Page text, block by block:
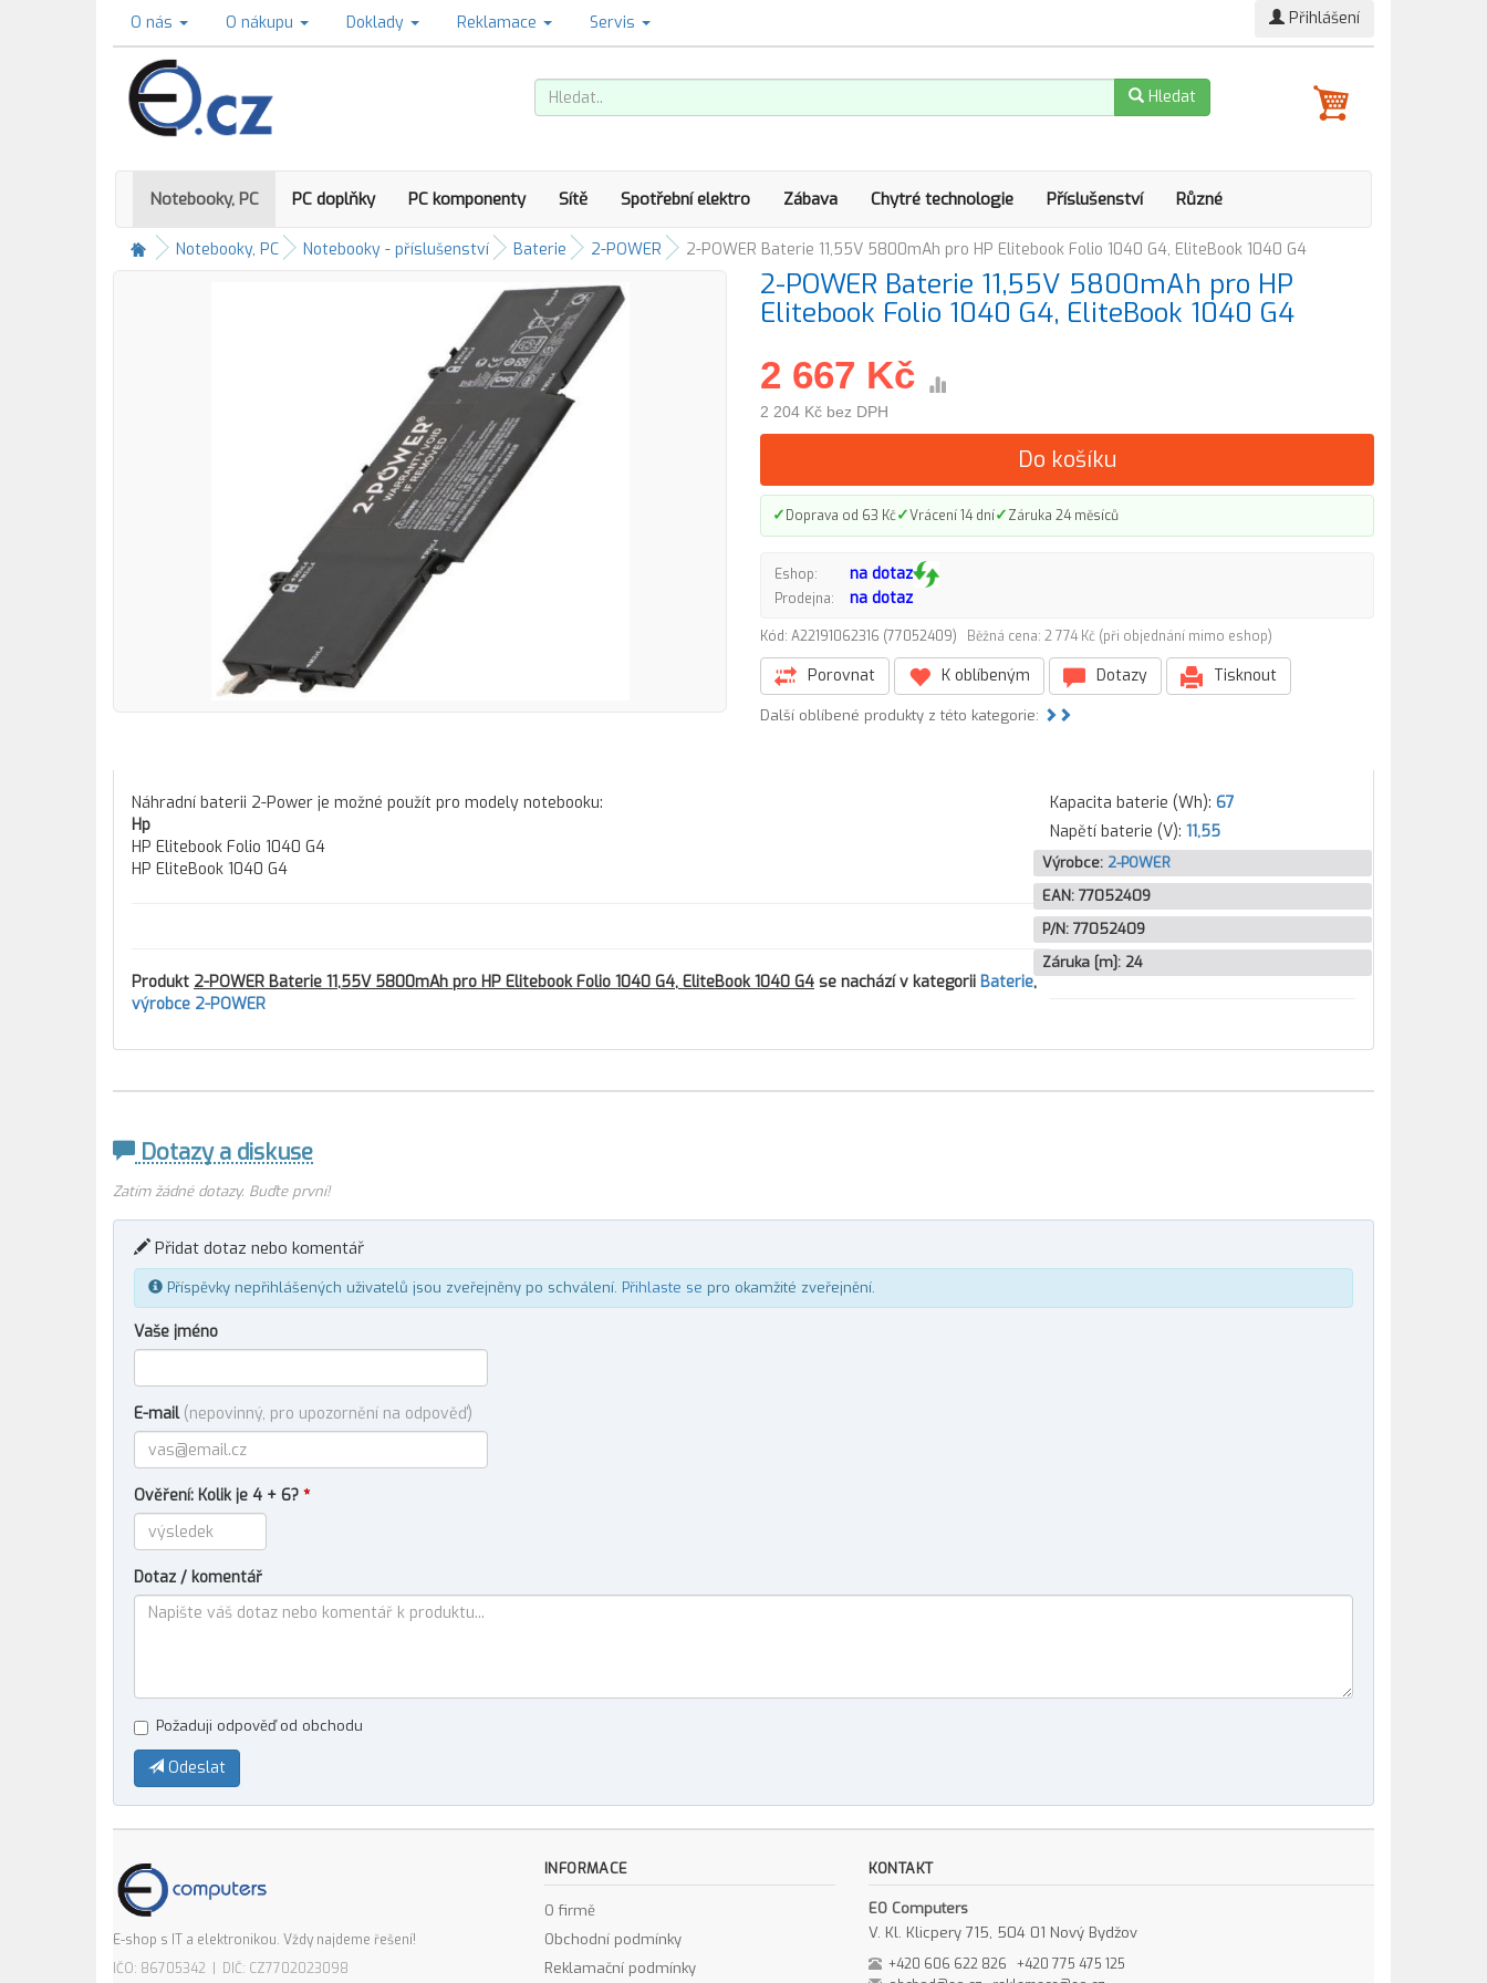
O nás O nákupu Doklady Reklamace Servis Přihlášení
Hledat
Notebooky, PC PC doplňky PC komponenty Sítě Spotřební elektro Zábava Chytré technologie Příslušenství Různé
Notebooky, PC Notebooky - příslušenství Baterie 2-POWER 2-POWER Baterie 11,55V 5800mAh pro HP Elitebook Folio 1040 G4, EliteBook 1040 G4
2-POWER Baterie 11,55V 5800mAh pro HP
Elitebook Folio 1040 G4, EliteBook 1040 G4
2 667 Kč
2 204 Kč bez DPH
Do košíku
✓Doprava od 63 Kč✓Vrácení 14 dní✓Záruka 24 měsíců
Eshop: na dotaz
Prodejna: na dotaz
Kód: A22191062316 (77052409) Běžná cena: 2 774 Kč (při objednání mimo eshop)
Porovnat K oblíbeným Dotazy Tisknout
Další oblíbené produkty z této kategorie:
Náhradní baterii 2-Power je možné použít pro modely notebooku:
Hp
HP Elitebook Folio 1040 G4
HP EliteBook 1040 G4
Produkt 2-POWER Baterie 11,55V 5800mAh pro HP Elitebook Folio 1040 G4, EliteBook 1040 G4 se nachází v kategorii Baterie,
výrobce 2-POWER
Kapacita baterie (Wh): 67
Napětí baterie (V): 11,55
Výrobce: 2-POWER
EAN: 77052409
P/N: 77052409
Záruka [m]: 24
Dotazy a diskuse
Zatím žádné dotazy. Buďte první!
Přidat dotaz nebo komentář
Příspěvky nepřihlášených uživatelů jsou zveřejněny po schválení. Přihlaste se pro okamžité zveřejnění.
Vaše jméno
E-mail (nepovinný, pro upozornění na odpověď)
Ověření: Kolik je 4 + 6? *
Dotaz / komentář
Požaduji odpověď od obchodu
Odeslat
E-shop s IT a elektronikou. Vždy najdeme řešení!
IČO: 86705342 | DIČ: CZ7702023098
INFORMACE
O firmě
Obchodní podmínky
Reklamační podmínky
KONTAKT
EO Computers
V. Kl. Klicpery 715, 504 01 Nový Bydžov
+420 606 622 826
+420 775 475 125